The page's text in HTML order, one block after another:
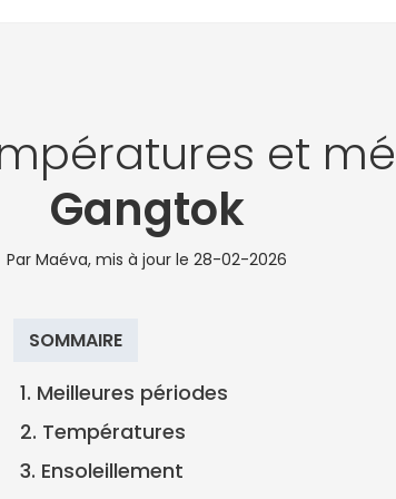
et
Gangtok
Par Maéva, mis à jour le 28-02-2026
SOMMAIRE
1. Meilleures périodes
2. Températures
3. Ensoleillement